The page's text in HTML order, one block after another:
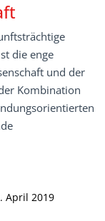
die enge
und der
Kombination
April 2019